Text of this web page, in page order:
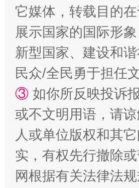
国家大学科技园优化重塑工作
它媒体，转载目的
展示国家的国际形
新型国家、建设和
民众/全民勇于担任
③ 如你所反映投诉
或不文明用语，请
人或单位版权和其
实，有权先行撤除
网根据有关法律法